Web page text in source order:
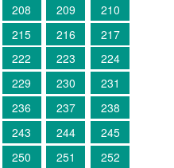
208 209
210
215 216
217
222 223
224
229 230
231
236 237
238
243 244
245
250 251
252